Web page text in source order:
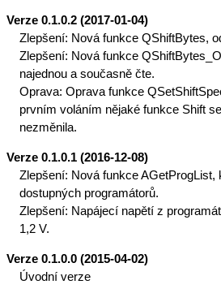
Verze 0.1.0.2 (2017-01-04)
Zlepšení: Nová funkce QShiftBytes,
Zlepšení: Nová funkce
najednou a současně čte.
Oprava: Oprava funkce
prvním voláním nějaké funkce Shift
nezměnila.
Verze 0.1.0.1 (2016-12-08)
Zlepšení: Nová funkce
dostupných programátorů.
Zlepšení: Napájecí napětí z
1,2 V.
Verze 0.1.0.0 (2015-04-02)
Úvodní verze